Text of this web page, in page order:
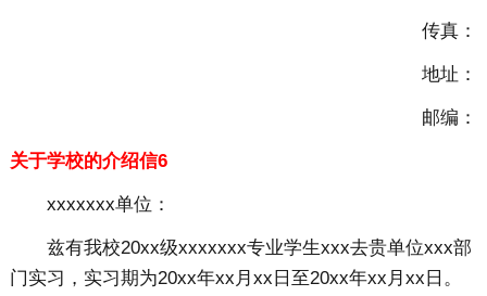
传真：
地址：
邮编：
关于学校的介绍信6
xxxxxxx单位：
兹有我校20xx级xxxxxxx专业学生xxx去贵单位xxx部
门实习，实习期为20xx年xx月xx日至20xx年xx月xx日。